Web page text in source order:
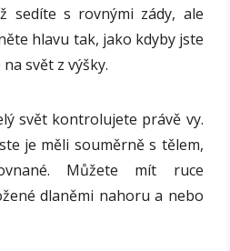
sedíte s rovnými zády, ale
hlavu tak, jako kdyby jste
svět z výšky.
svět kontrolujete právě vy.
je měli souměrně s tělem,
Můžete mít ruce
dlaněmi nahoru a nebo